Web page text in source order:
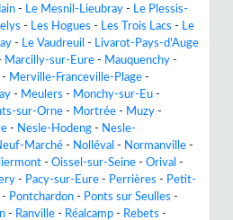
- Le Mesnil-Lieubray - Le Plessis-
- Les Hogues - Les Trois Lacs - Le
- Le Vaudreuil - Livarot-Pays-d'Auge
Marcilly-sur-Eure - Mauquenchy -
- Merville-Franceville-Plage -
- Meulers - Monchy-sur-Eu -
sur-Orne - Mortrée - Muzy -
- Nesle-Hodeng - Nesle-
Marché - Nolléval - Normanville -
- Oissel-sur-Seine - Orival -
- Pacy-sur-Eure - Perrières - Petit-
- Pontchardon - Ponts sur Seulles -
- Ranville - Réalcamp - Rebets -